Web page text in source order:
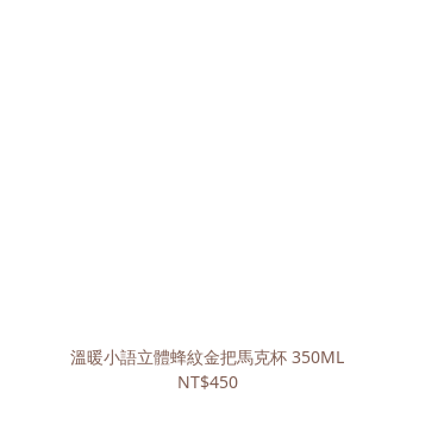
溫暖小語立體蜂紋金把馬克杯 350ML
NT$450